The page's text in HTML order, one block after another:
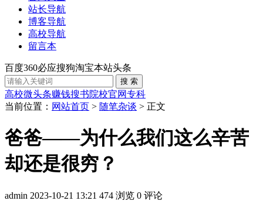
站长导航
博客导航
高校导航
留言本
百度360必应搜狗淘宝本站头条
高校微头条赚钱搜书院校官网专科
当前位置： 网站首页 > 随笔杂谈 > 正文
爸爸——为什么我们这么辛苦
却还是很穷？
admin 2023-10-21 13:21 474 浏览 0 评论